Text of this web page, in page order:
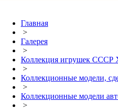
Главная
>
Галерея
>
Коллекция игрушек
>
Коллекционные модели,
>
Коллекционные модели
>